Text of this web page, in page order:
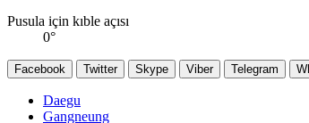
Pusula için kıble açısı
0°
Facebook Twitter Skype Viber Telegram
Daegu
Gangneung